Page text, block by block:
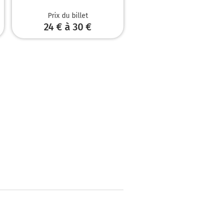
Prix du billet
24 € à 30 €